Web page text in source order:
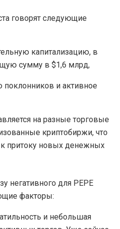
говорят следующие
капитализацию, в
сумму в $1,6 млрд,
и активное
на разные торговые
криптобиржи, что
к притоку новых денежных
негативного для PEPE
факторы:
и небольшая